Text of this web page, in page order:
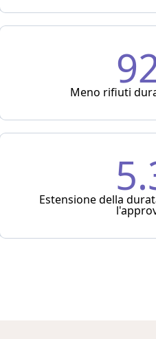
Meno rifiuti
Estensione della